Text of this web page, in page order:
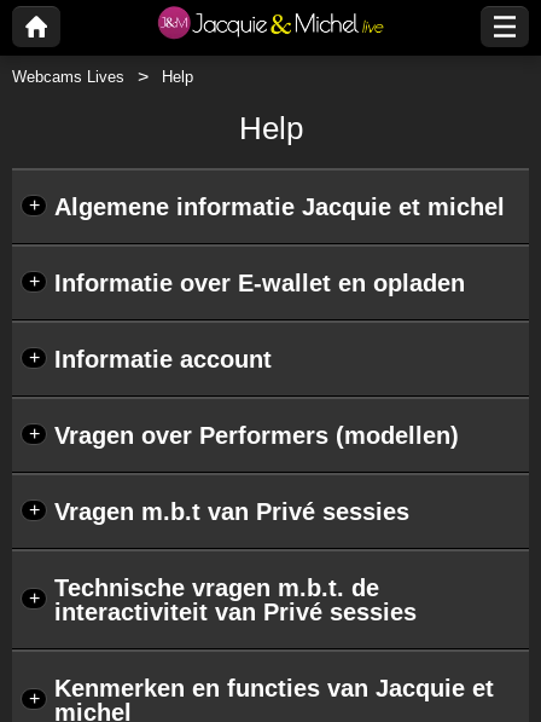
Webcams Lives Help
Help
+ Algemene informatie Jacquie et michel
+ Informatie over E-wallet en opladen
+ Informatie account
+ Vragen over Performers (modellen)
+ Vragen m.b.t van Privé sessies
+
Technische vragen m.b.t. de
interactiviteit van Privé sessies
+
Kenmerken en functies van Jacquie et
michel